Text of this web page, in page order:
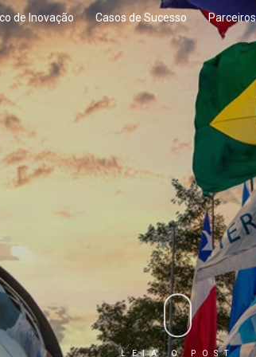
de Inovação Casos de Sucesso Parceiros
LEIA O POST